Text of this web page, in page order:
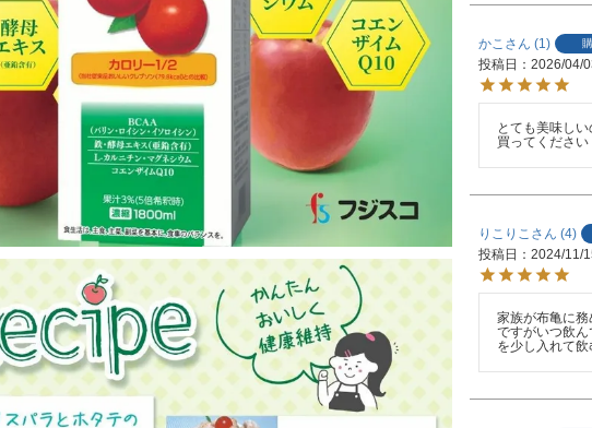
かこ 1
投稿日
2026/04/
とても美味しい
買ってください
りこりこ 4
投稿日
2024/11/
家族が布亀に
ですがいつ飲
を少し入れて飲